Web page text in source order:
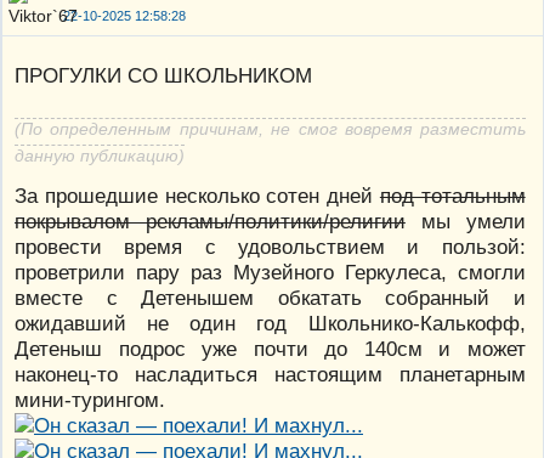
22-10-2025 12:58:28
ПРОГУЛКИ СО ШКОЛЬНИКОМ
(По определенным причинам, не смог вовремя разместить
данную публикацию)
За прошедшие несколько сотен днейпод тотальным
покрывалом рекламы/политики/религиимы умели
провести время с удовольствием и пользой:
проветрили пару раз Музейного Геркулеса, смогли
вместе с Детенышем обкатать собранный и
ожидавший не один год Школьнико-Калькофф,
Детеныш подрос уже почти до 140см и может
наконец-то насладиться настоящим планетарным
мини-турингом.